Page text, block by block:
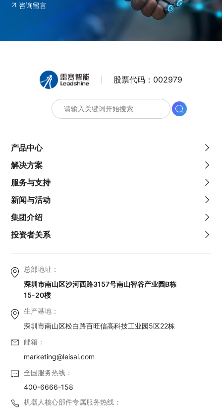
咨询留言
股票代码： 002979
总部地址：
深圳市南山区沙河西路3157号南山智谷产业园B栋
15-20楼
生产基地：
深圳市南山区松白路百旺信高科技工业园5区22栋
邮箱：
marketing@leisai.com
全国服务热线：
400-6666-158
机器人核心部件专属服务热线：
产品中心
解决方案
服务与支持
新闻与活动
集团介绍
投资者关系